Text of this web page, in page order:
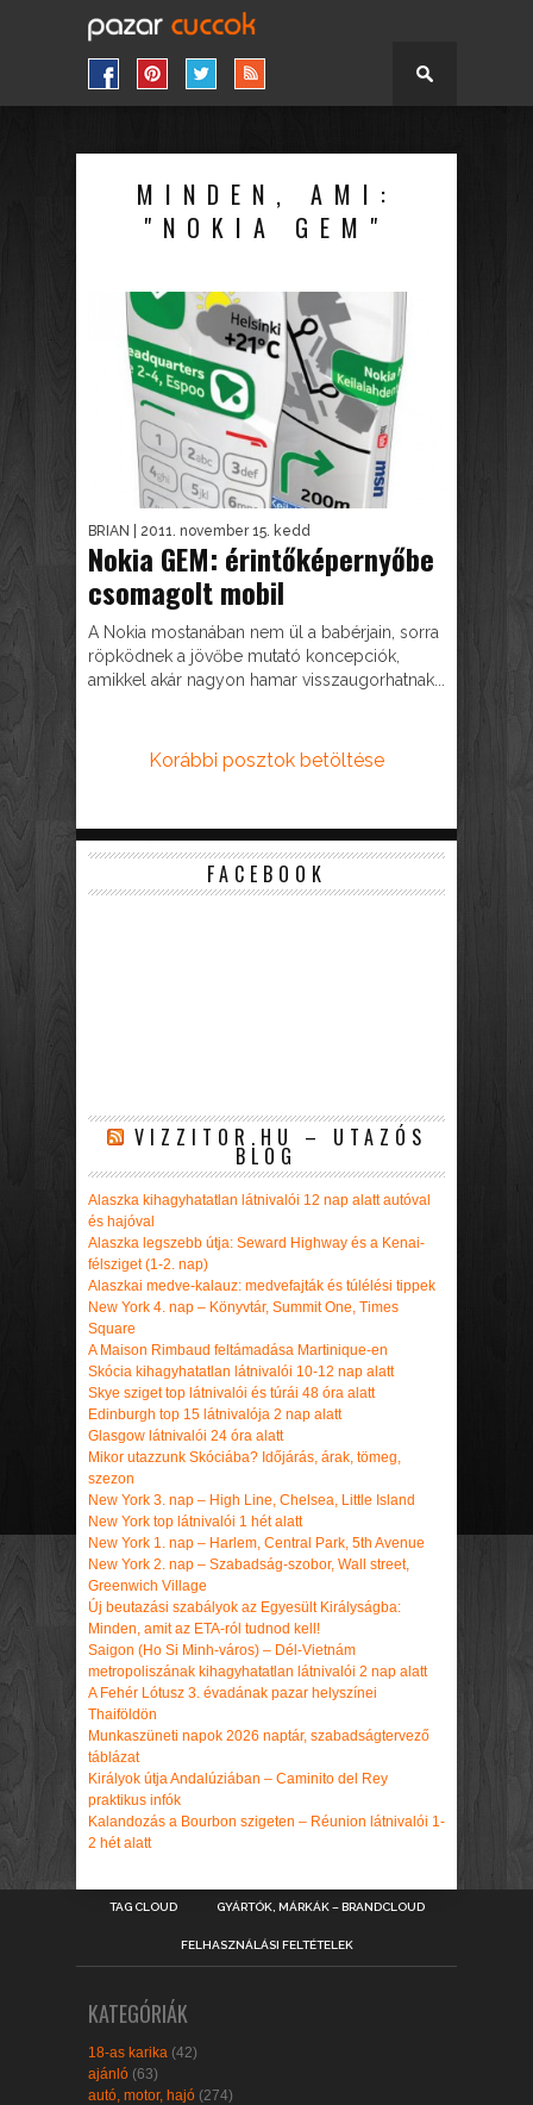
MINDEN, AMI:
"NOKIA GEM"
BRIAN | 2011. november 15. kedd
Nokia GEM: érintőképernyőbe
csomagolt mobil
A Nokia mostanában nem ül a babérjain, sorra
röpködnek a jövőbe mutató koncepciók,
amikkel akár nagyon hamar visszaugorhatnak...
Korábbi posztok betöltése
FACEBOOK
VIZZITOR.HU – UTAZÓS
BLOG
Alaszka kihagyhatatlan látnivalói 12 nap alatt autóval
és hajóval
Alaszka legszebb útja: Seward Highway és a Kenai-
félsziget (1-2. nap)
Alaszkai medve-kalauz: medvefajták és túlélési tippek
New York 4. nap – Könyvtár, Summit One, Times
Square
A Maison Rimbaud feltámadása Martinique-en
Skócia kihagyhatatlan látnivalói 10-12 nap alatt
Skye sziget top látnivalói és túrái 48 óra alatt
Edinburgh top 15 látnivalója 2 nap alatt
Glasgow látnivalói 24 óra alatt
Mikor utazzunk Skóciába? Időjárás, árak, tömeg,
szezon
New York 3. nap – High Line, Chelsea, Little Island
New York top látnivalói 1 hét alatt
New York 1. nap – Harlem, Central Park, 5th Avenue
New York 2. nap – Szabadság-szobor, Wall street,
Greenwich Village
Új beutazási szabályok az Egyesült Királyságba:
Minden, amit az ETA-ról tudnod kell!
Saigon (Ho Si Minh-város) – Dél-Vietnám
metropoliszának kihagyhatatlan látnivalói 2 nap alatt
A Fehér Lótusz 3. évadának pazar helyszínei
Thaiföldön
Munkaszüneti napok 2026 naptár, szabadságtervező
táblázat
Királyok útja Andalúziában – Caminito del Rey
praktikus infók
Kalandozás a Bourbon szigeten – Réunion látnivalói 1-
2 hét alatt
TAG CLOUD GYÁRTÓK, MÁRKÁK – BRANDCLOUD
FELHASZNÁLÁSI FELTÉTELEK
KATEGÓRIÁK
18-as karika (42)
ajánló (63)
autó, motor, hajó (274)